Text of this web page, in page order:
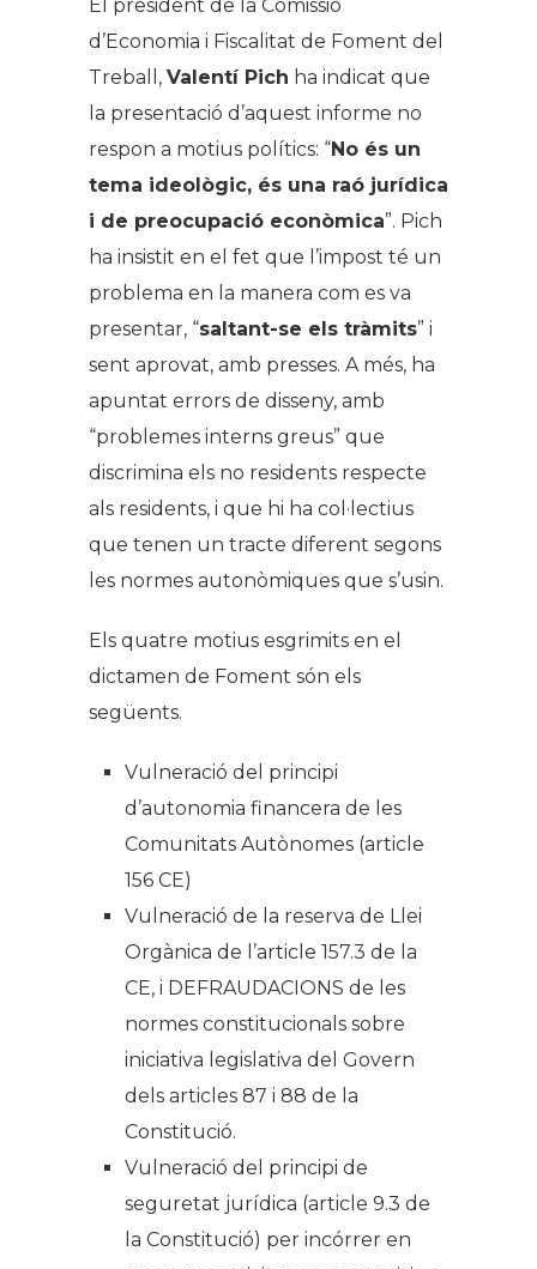
El president de la Comissió
d’Economia i Fiscalitat de Foment del
Treball, Valentí Pich ha indicat que
la presentació d’aquest informe no
respon a motius polítics: “No és un
tema ideològic, és una raó jurídica
i de preocupació econòmica”. Pich
ha insistit en el fet que l’impost té un
problema en la manera com es va
presentar, “saltant-se els tràmits” i
sent aprovat, amb presses. A més, ha
apuntat errors de disseny, amb
“problemes interns greus” que
discrimina els no residents respecte
als residents, i que hi ha col·lectius
que tenen un tracte diferent segons
les normes autonòmiques que s’usin.
Els quatre motius esgrimits en el
dictamen de Foment són els
següents.
Vulneració del principi
d’autonomia financera de les
Comunitats Autònomes (article
156 CE)
Vulneració de la reserva de Llei
Orgànica de l’article 157.3 de la
CE, i DEFRAUDACIONS de les
normes constitucionals sobre
iniciativa legislativa del Govern
dels articles 87 i 88 de la
Constitució.
Vulneració del principi de
seguretat jurídica (article 9.3 de
la Constitució) per incórrer en